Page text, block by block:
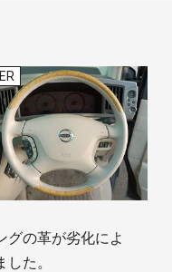
の革が劣化によ
た。